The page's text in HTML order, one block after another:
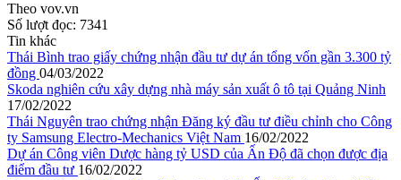
Theo vov.vn
Số lượt đọc: 7341
Tin khác
Thái Bình trao giấy chứng nhận đầu tư dự án tổng vốn gần 3.300 tỷ
đồng 04/03/2022
Skoda nghiên cứu xây dựng nhà máy sản xuất ô tô tại Quảng Ninh
17/02/2022
Thái Nguyên trao chứng nhận Đăng ký đầu tư điều chỉnh cho Công
ty Samsung Electro-Mechanics Việt Nam 16/02/2022
Dự án Công viên Dược hàng tỷ USD của Ấn Độ đã chọn được địa
điểm đầu tư 16/02/2022